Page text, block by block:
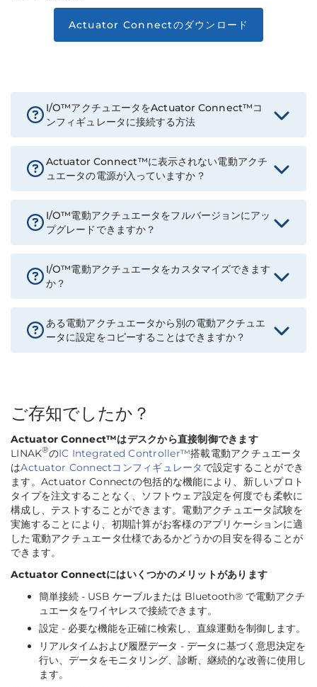
Actuator Connectのダウンロード
I/O™アクチュエータをActuator Connect™コ
ンフィギュレータに接続する方法
Actuator Connect™に表示されない電動アクチ
ュエータの電源が入っていますか？
I/O™電動アクチュエータをフルバージョンにアッ
プグレードできますか？
I/O™電動アクチュエータをカスタマイズできます
か？
ある電動アクチュエータから別の電動アクチュエ
ータに設定をコピーすることはできますか？
ご存知でしたか？
Actuator Connect™はデスクから直接制御できます
LINAK®のIC Integrated Controller™搭載電動アクチュエータ
はActuator Connectコンフィギュレータ で設定することができ
ます。Actuator Connectの包括的な機能により、新しいプロト
タイプを注文することなく、ソフトウェア設定を何度でも柔軟に
構成し、テストすることができます。電動アクチュエータ試験を
実施することにより、初期計算がお客様のアプリケーションに適
した電動アクチュエータ仕様であるかどうかの目安を得ることが
できます。
Actuator Connectにはいくつかのメリットがあります
簡単接続 - USB ケーブルまたは Bluetooth® で電動アクチ
ュエータをワイヤレスで接続できます。
設定 - 必要な機能を正確に検索し、直線運動を制御します。
リアルタイムおよび履歴データ - データに基づく意思決定を
行い、データをモニタリング、診断、継続的な改善に使用し
ます。